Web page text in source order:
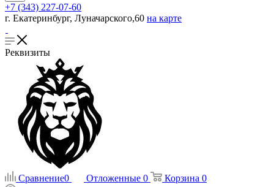
+7 (343) 227-07-60
г. Екатеринбург, Луначарского,60 на карте
Реквизиты
Сравнение0 Отложенные 0 Корзина 0